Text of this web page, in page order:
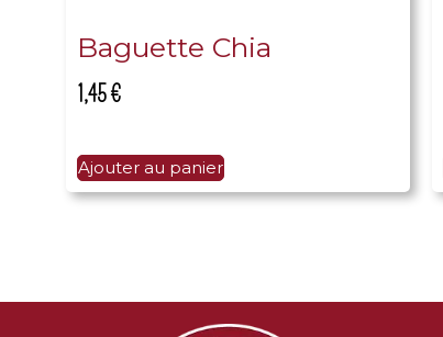
Baguette Chia
1,45€
Ajouter au panier